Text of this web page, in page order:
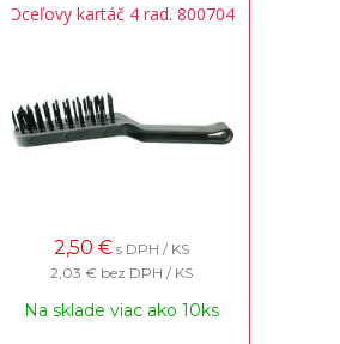
Oceľovy kartáč 4 rad. 800704
2,50 € s DPH / KS
2,03 € bez DPH / KS
Na sklade viac ako 10ks